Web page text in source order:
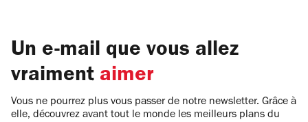
Un e-mail que vous allez
vraiment aimer
Vous ne pourrez plus vous passer de notre newsletter. Grâce à
elle, découvrez avant tout le monde les meilleurs plans du